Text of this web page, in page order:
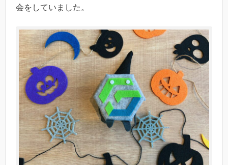
会をしていました。